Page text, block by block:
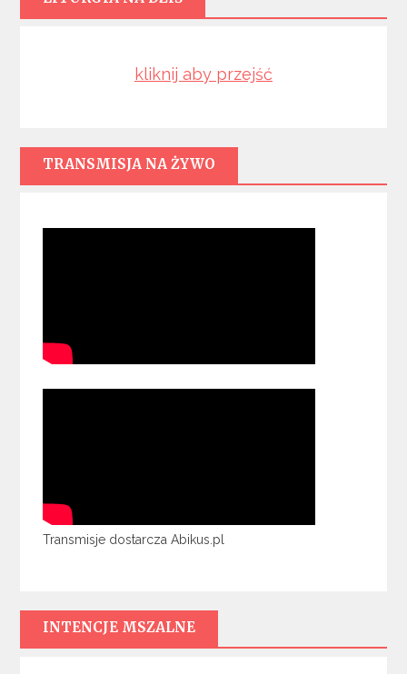
kliknij aby przejść
TRANSMISJA NA ŻYWO
Transmisje dostarcza Abikus.pl
INTENCJE MSZALNE